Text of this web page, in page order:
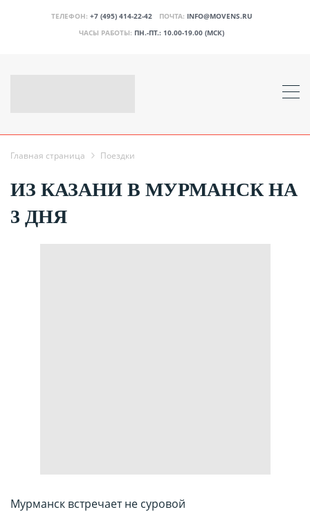
ТЕЛЕФОН: +7 (495) 414-22-42 ПОЧТА: INFO@MOVENS.RU
ЧАСЫ РАБОТЫ: ПН.-ПТ.: 10.00-19.00 (МСК)
Главная страница Поездки
ИЗ КАЗАНИ В МУРМАНСК НА
3 ДНЯ
Мурманск встречает не суровой